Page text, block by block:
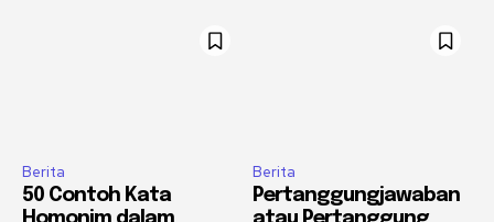
Berita
50 Contoh Kata
Berita
Pertanggungjawaban